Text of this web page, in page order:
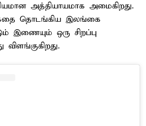
அத்தியாயமாக அமைகிறது.
தொடங்கிய இலங்கை
ஒரு சிறப்பு